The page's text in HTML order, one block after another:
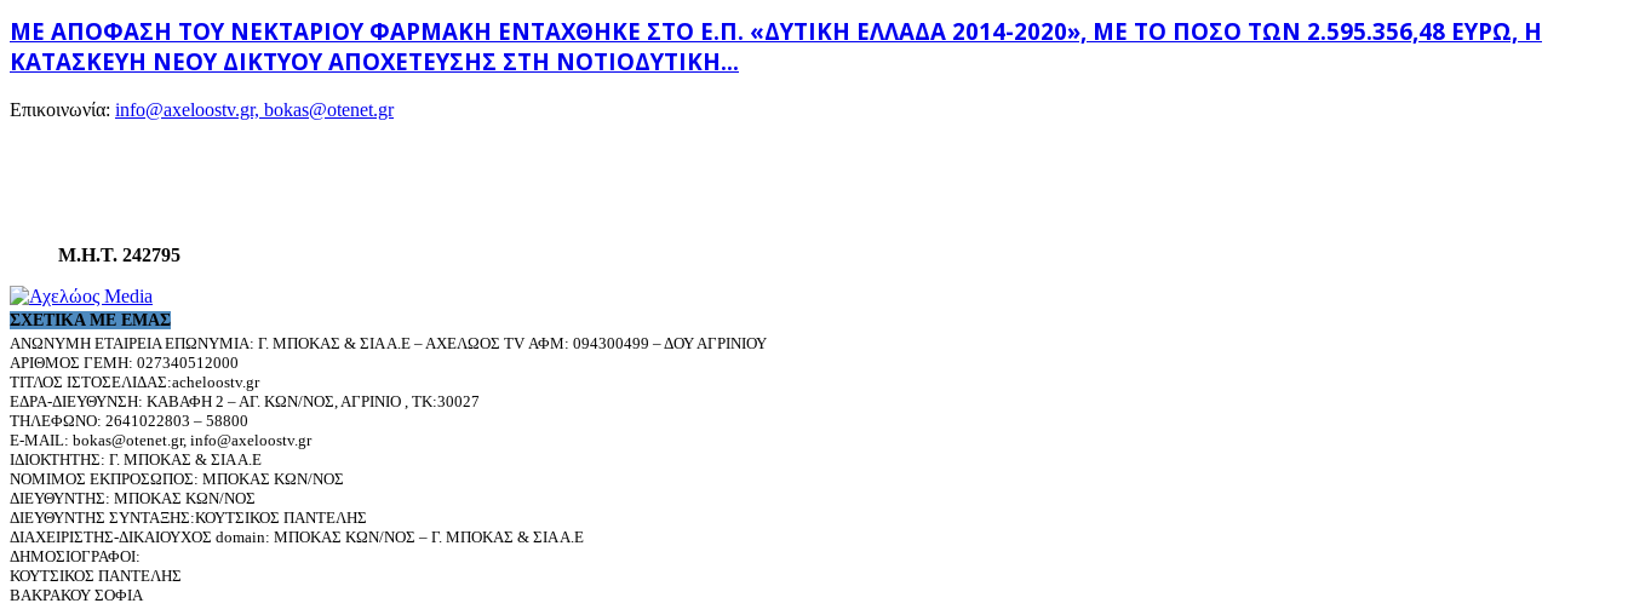
ΜΕ ΑΠΌΦΑΣΗ ΤΟΥ ΝΕΚΤΆΡΙΟΥ ΦΑΡΜΆΚΗ ΕΝΤΆΧΘΗΚΕ ΣΤΟ Ε.Π. «ΔΥΤΙΚΉ ΕΛΛΆΔΑ 2014-2020», ΜΕ ΤΟ ΠΟΣΌ ΤΩΝ 2.595.356,48 ΕΥΡΏ, Η
ΚΑΤΑΣΚΕΥΉ ΝΈΟΥ ΔΙΚΤΎΟΥ ΑΠΟΧΈΤΕΥΣΗΣ ΣΤΗ ΝΟΤΙΟΔΥΤΙΚΉ...
Επικοινωνία: info@axeloostv.gr, bokas@otenet.gr
Μ.Η.Τ. 242795
ΣΧΕΤΙΚΆ ΜΕ ΕΜΆΣ
ΑΝΩΝΥΜΗ ΕΤΑΙΡΕΙΑ ΕΠΩΝΥΜΙΑ: Γ. ΜΠΟΚΑΣ & ΣΙΑ Α.Ε – ΑΧΕΛΩΟΣ TV ΑΦΜ: 094300499 – ΔΟΥ ΑΓΡΙΝΙΟΥ
ΑΡΙΘΜΟΣ ΓΕΜΗ: 027340512000
ΤΙΤΛΟΣ ΙΣΤΟΣΕΛΙΔΑΣ:acheloostv.gr
ΕΔΡΑ-ΔΙΕΥΘΥΝΣΗ: ΚΑΒΑΦΗ 2 – ΑΓ. ΚΩΝ/ΝΟΣ, ΑΓΡΙΝΙΟ , ΤΚ:30027
ΤΗΛΕΦΩΝΟ: 2641022803 – 58800
E-MAIL: bokas@otenet.gr, info@axeloostv.gr
ΙΔΙΟΚΤΗΤΗΣ: Γ. ΜΠΟΚΑΣ & ΣΙΑ Α.Ε
ΝΟΜΙΜΟΣ ΕΚΠΡΟΣΩΠΟΣ: ΜΠΟΚΑΣ ΚΩΝ/ΝΟΣ
ΔΙΕΥΘΥΝΤΗΣ: ΜΠΟΚΑΣ ΚΩΝ/ΝΟΣ
ΔΙΕΥΘΥΝΤΗΣ ΣΥΝΤΑΞΗΣ:ΚΟΥΤΣΙΚΟΣ ΠΑΝΤΕΛΗΣ
ΔΙΑΧΕΙΡΙΣΤΗΣ-ΔΙΚΑΙΟΥΧΟΣ domain: ΜΠΟΚΑΣ ΚΩΝ/ΝΟΣ – Γ. ΜΠΟΚΑΣ & ΣΙΑ Α.Ε
ΔΗΜΟΣΙΟΓΡΑΦΟΙ:
ΚΟΥΤΣΙΚΟΣ ΠΑΝΤΕΛΗΣ
ΒΑΚΡΑΚΟΥ ΣΟΦΙΑ